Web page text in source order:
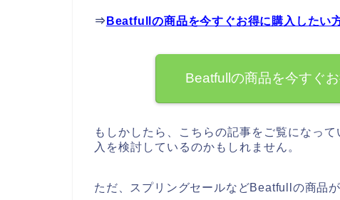
⇒ Beatfullの商品を今すぐお得に購入したい
Beatfullの商品を今すぐ
もしかしたら、こちらの記事をご覧になっ
入を検討しているのかもしれません。
ただ、スプリングセールなどBeatfullの商品